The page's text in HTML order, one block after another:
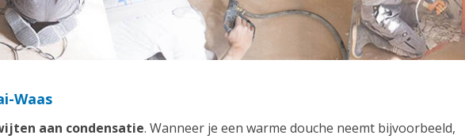
Waas
aan condensatie. Wanneer je een warme douche neemt bijvoorbeeld,